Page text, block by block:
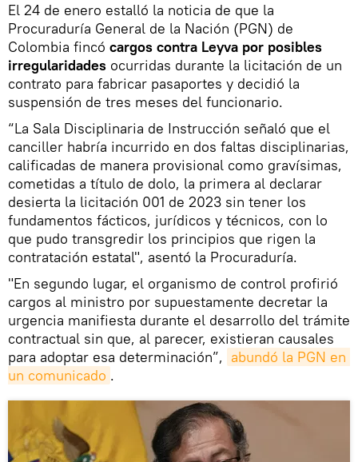
El 24 de enero estalló la noticia de que la
Procuraduría General de la Nación (PGN) de
Colombia fincó cargos contra Leyva por posibles
irregularidades ocurridas durante la licitación de un
contrato para fabricar pasaportes y decidió la
suspensión de tres meses del funcionario.
“La Sala Disciplinaria de Instrucción señaló que el
canciller habría incurrido en dos faltas disciplinarias,
calificadas de manera provisional como gravísimas,
cometidas a título de dolo, la primera al declarar
desierta la licitación 001 de 2023 sin tener los
fundamentos fácticos, jurídicos y técnicos, con lo
que pudo transgredir los principios que rigen la
contratación estatal", asentó la Procuraduría.
"En segundo lugar, el organismo de control profirió
cargos al ministro por supuestamente decretar la
urgencia manifiesta durante el desarrollo del trámite
contractual sin que, al parecer, existieran causales
para adoptar esa determinación”, abundó la PGN en
un comunicado .